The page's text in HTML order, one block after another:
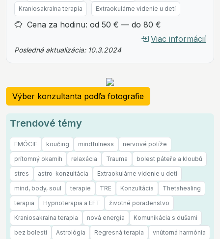
Kraniosakralna terapia
Extraokulárne videnie u detí
Cena za hodinu: od 50 € — do 80 €
Viac informácií
Posledná aktualizácia: 10.3.2024
Výber konzultanta podľa fotografie
Trendové témy
EMÓCIE koučing mindfulness
nervové potíže
prítomný okamih
relaxácia Trauma
bolest páteře a kloubů
stres
astro-konzultácia
Extraokulárne videnie u detí
mind, body, soul
terapie TRE Konzultácia
Thetahealing
terapia
Hypnoterapia a EFT
životné poradenstvo
Kraniosakralna terapia
nová energia
Komunikácia s dušami
bez bolesti
Astrológia Regresná terapia
vnútorná harmónia